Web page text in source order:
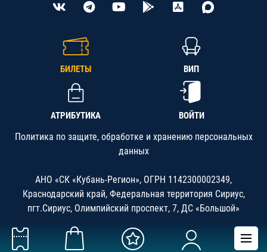
БИЛЕТЫ ВИП
АТРИБУТИКА ВОЙТИ
Политика по защите, обработке и хранению персональных
данных
АНО «СК «Кубань-Регион», ОГРН 1142300002349,
Краснодарский край, Федеральная территория Сириус,
пгт.Сириус, Олимпийский проспект, 7, ДС «Большой»